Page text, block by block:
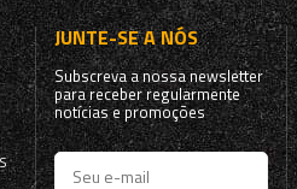
JUNTE-SE A NÓS
Subscreva a nossa newsletter
para receber regularmente
notícias e promoções